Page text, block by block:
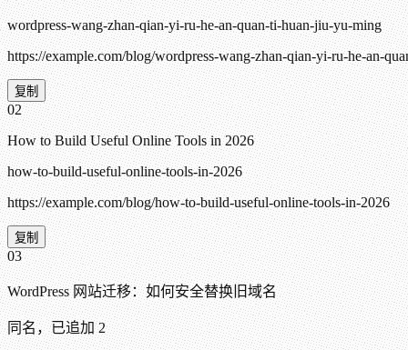
wordpress-wang-zhan-qian-yi-ru-he-an-quan-ti-huan-jiu-yu-ming
https://example.com/blog/wordpress-wang-zhan-qian-yi-ru-he-an-
复制
02
How to Build Useful Online Tools in 2026
how-to-build-useful-online-tools-in-2026
https://example.com/blog/how-to-build-useful-online-tools-in-2026
复制
03
WordPress 网站迁移：如何安全替换旧域名
同名，已追加2